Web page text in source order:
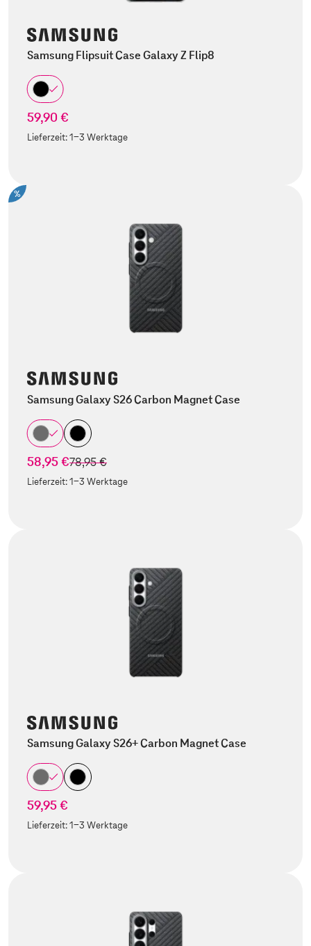
Samsung Flipsuit Case Galaxy Z Flip8
59,90 €
Lieferzeit:1-3 Werktage
%
Samsung Galaxy S26 Carbon Magnet Case
58,95 €statt
78,95 €
Lieferzeit:1-3 Werktage
Samsung Galaxy S26+ Carbon Magnet Case
59,95 €
Lieferzeit:1-3 Werktage